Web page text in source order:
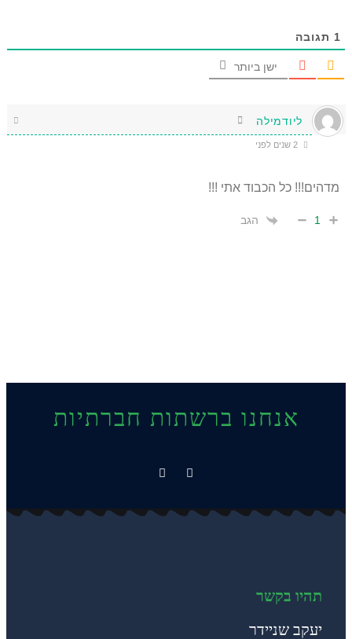
1 תגובה
ישן ביותר
ליודמילה
מדהים!!! כל הכבוד אתי !!!
1 הגב
אנחנו ברשתות חברתיות
תהיו בקשר
יעקב שניידר